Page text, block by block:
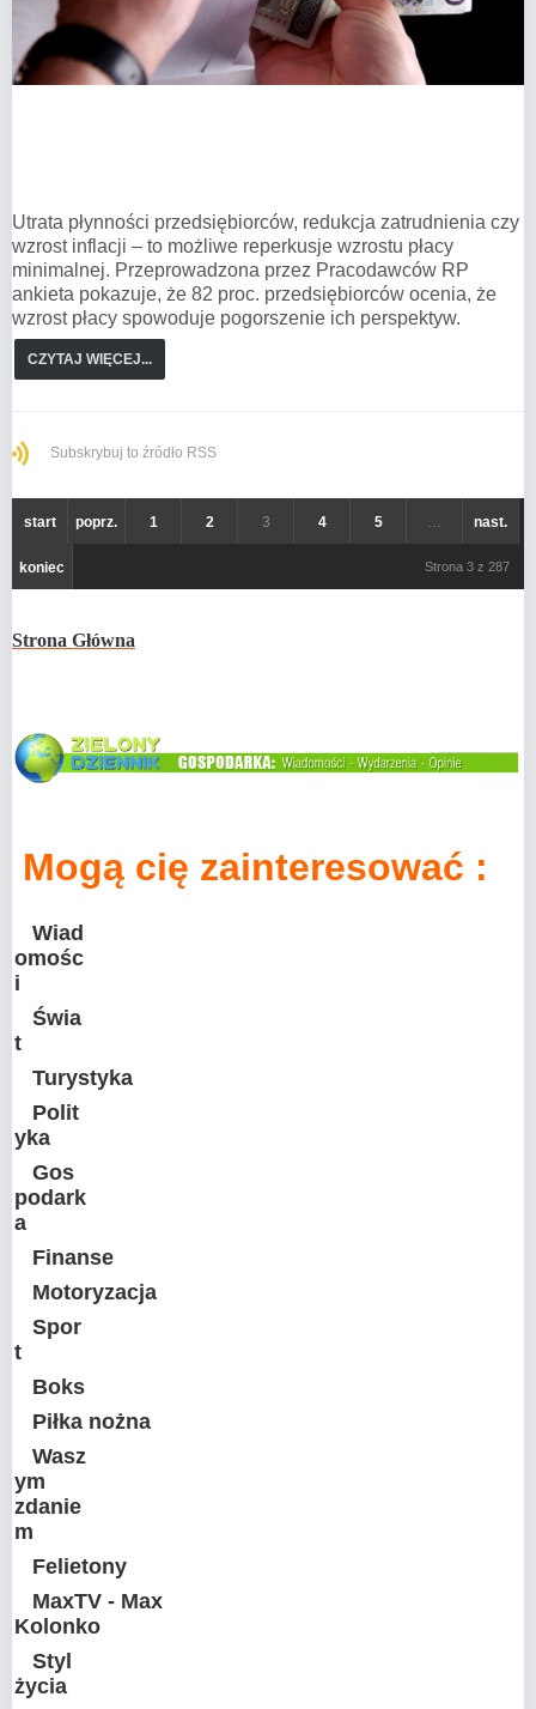
Utrata płynności przedsiębiorców, redukcja zatrudnienia czy
wzrost inflacji – to możliwe reperkusje wzrostu płacy
minimalnej. Przeprowadzona przez Pracodawców RP
ankieta pokazuje, że 82 proc. przedsiębiorców ocenia, że
wzrost płacy spowoduje pogorszenie ich perspektyw.
CZYTAJ WIĘCEJ...
Subskrybuj to źródło RSS
start poprz. 1 2 3 4 5 … nast.
koniec Strona 3 z 287
Strona Główna
Mogą cię zainteresować :
Wiad
omośc
i
Świa
t
Turystyka
Polit
yka
Gos
podark
a
Finanse
Motoryzacja
Spor
t
Boks
Piłka nożna
Wasz
ym
zdanie
m
Felietony
MaxTV - Max
Kolonko
Styl
życia